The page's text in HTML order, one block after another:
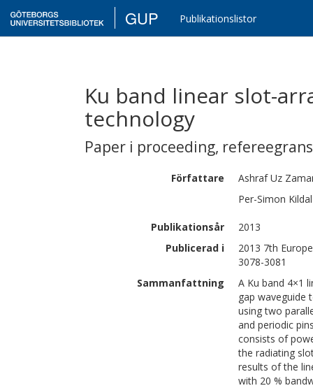
GUP Publikationslistor
Ku band linear slot-
technology
Paper i proceeding,
Författare Ashraf Uz
Per-Simon Kildal
Publikationsår
2013
Publicerad i
2013 7th
3078-3081
Sammanfattning
A Ku band 4×1
gap waveguide
using two
and periodic
consists of
the radiating
results of the
with 20 %